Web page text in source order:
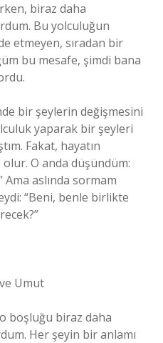
biraz daha
Bu yolculuğun
etmeyen, sıradan bir
bu mesafe, şimdi bana
bir şeylerin değişmesini
yaparak bir şeyleri
Fakat, hayatın
olur. O anda düşündüm:
Ama aslında sormam
“Beni, benle birlikte
Umut
boşluğu biraz daha
Her şeyin bir anlamı